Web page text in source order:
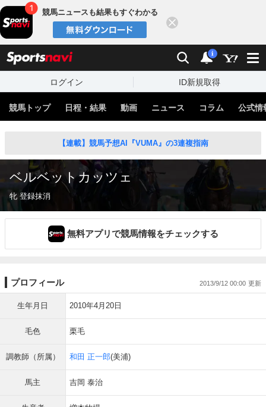
競馬ニュースも結果もすぐわかる
検索 通知
i
ログイン ID新規取得
競馬トップ 日程・結果 動画 ニュース コラム 公式情
【連載】競馬予想AI『VUMA』の3連複指南
ベルベットカッツェ
牝 登録抹消
無料アプリで競馬情報をチェックする
プロフィール 2013/9/12 00:00
生年月日 2010年4月20日
毛色 栗毛
調教師（所属） 和田 正一郎(美浦)
馬主 吉岡 泰治